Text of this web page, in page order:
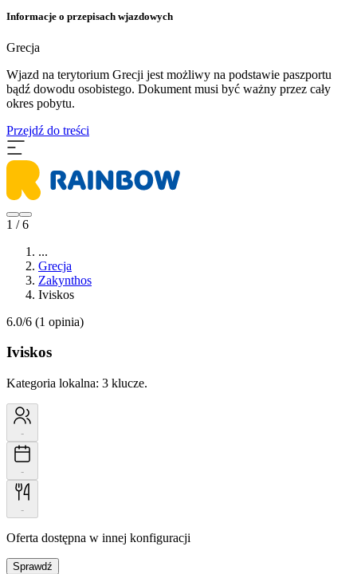
Informacje o przepisach wjazdowych
Grecja
Wjazd na terytorium Grecji jest możliwy na podstawie paszportu
bądź dowodu osobistego. Dokument musi być ważny przez cały
okres pobytu.
Przejdź do treści
1 / 6
...
Grecja
Zakynthos
Iviskos
6.0/6 (1 opinia)
Iviskos
Kategoria lokalna: 3 klucze.
-
-
-
Oferta dostępna w innej konfiguracji
Sprawdź